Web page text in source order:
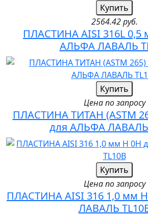
Купить
2564.42 руб.
ПЛАСТИНА AISI 316L 0,5
АЛЬФА ЛАВАЛЬ
Купить
Цена по запросу
ПЛАСТИНА ТИТАН (ASTM
для АЛЬФА ЛАВАЛЬ
Купить
Цена по запросу
ПЛАСТИНА AISI 316 1,0 мм
ЛАВАЛЬ